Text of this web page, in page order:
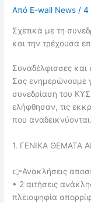
Από E-wall News/4
Σχετικά με τη
και την τρέχουσα
Συναδέλφισσες και
Σας ενημερώνουμε
συνεδρίαση του
ελήφθησαν, τις
που αναδεικνύονται.
1. ΓΕΝΙΚΑ ΘΕΜΑΤΑ
👉Ανακλήσεις
• 2 αιτήσεις
πλειοψηφία